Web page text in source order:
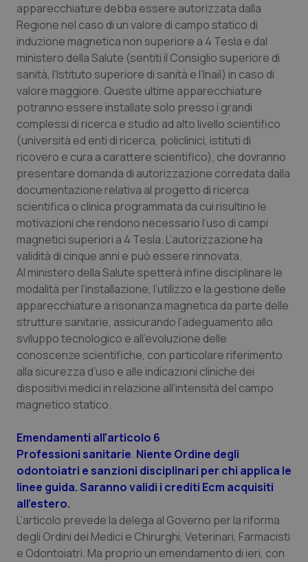
Oncologia & Nutrizione
Psoriasi & pelle
Quotidiano Cardiologia
Quotidiano Chirurgia
Quotidiano Oncologia
Quotidiano Pediatria
Rene & patologie urogenitali
Salute orale & impianti
Sangue & coagulazione
Tiroide
Tumore al seno
Tumore ovarico
Tumori del Polmone & Testa Collo
Tumori gastrointestinali
Ulcera & Reflusso
Vaccini
apparecchiature debba essere autorizzata dalla
Regione nel caso di un valore di campo statico di
induzione magnetica non superiore a 4 Tesla e dal
ministero della Salute (sentiti il Consiglio superiore di
sanità, l’Istituto superiore di sanità e l’Inail) in caso di
valore maggiore. Queste ultime apparecchiature
potranno essere installate solo presso i grandi
complessi di ricerca e studio ad alto livello scientifico
(università ed enti di ricerca, policlinici, istituti di
ricovero e cura a carattere scientifico), che dovranno
presentare domanda di autorizzazione corredata dalla
documentazione relativa al progetto di ricerca
scientifica o clinica programmata da cui risultino le
motivazioni che rendono necessario l’uso di campi
magnetici superiori a 4 Tesla. L’autorizzazione ha
validità di cinque anni e può essere rinnovata.
Al ministero della Salute spetterà infine disciplinare le
modalità per l’installazione, l’utilizzo e la gestione delle
apparecchiature a risonanza magnetica da parte delle
strutture sanitarie, assicurando l’adeguamento allo
sviluppo tecnologico e all’evoluzione delle
conoscenze scientifiche, con particolare riferimento
alla sicurezza d’uso e alle indicazioni cliniche dei
dispositivi medici in relazione all’intensità del campo
magnetico statico.
Emendamenti all'articolo 6
Professioni sanitarie. Niente Ordine degli
odontoiatri e sanzioni disciplinari per chi applica le
linee guida. Saranno validi i crediti Ecm acquisiti
all'estero.
L’articolo prevede la delega al Governo per la riforma
degli Ordini dei Medici e Chirurghi, Veterinari, Farmacisti
e Odontoiatri. Ma proprio un emendamento di ieri, con